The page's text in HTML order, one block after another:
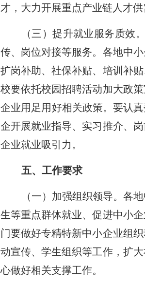
才，大力开展重点产业链人才
（三）提升就业服务质效
传、岗位对接等服务。各地中
扩岗补助、社保补贴、培训补
校要依托校园招聘活动加大政
企业用足用好相关政策。要认
企开展就业指导、实习推介、
企业就业吸引力。
五、工作要求
（一）加强组织领导。各
生等重点群体就业、促进中小
门要做好专精特新中小企业组
动宣传、学生组织等工作，扩
心做好相关支撑工作。